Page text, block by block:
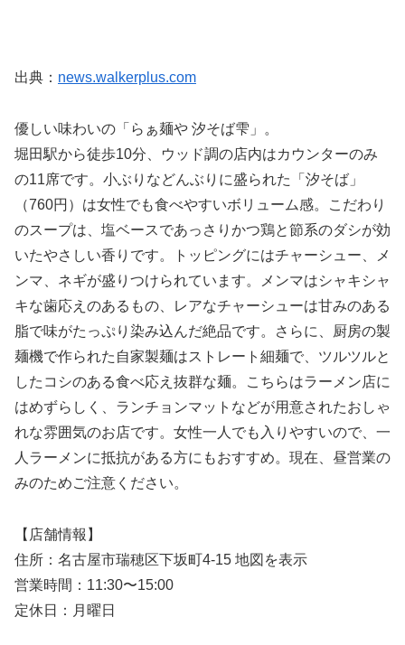
出典： news.walkerplus.com
優しい味わいの「らぁ麺や 汐そば雫」。
堀田駅から徒歩10分、ウッド調の店内はカウンターのみ
の11席です。小ぶりなどんぶりに盛られた「汐そば」
（760円）は女性でも食べやすいボリューム感。こだわり
のスープは、塩ベースであっさりかつ鶏と節系のダシが効
いたやさしい香りです。トッピングにはチャーシュー、メ
ンマ、ネギが盛りつけられています。メンマはシャキシャ
キな歯応えのあるもの、レアなチャーシューは甘みのある
脂で味がたっぷり染み込んだ絶品です。さらに、厨房の製
麺機で作られた自家製麺はストレート細麺で、ツルツルと
したコシのある食べ応え抜群な麺。こちらはラーメン店に
はめずらしく、ランチョンマットなどが用意されたおしゃ
れな雰囲気のお店です。女性一人でも入りやすいので、一
人ラーメンに抵抗がある方にもおすすめ。現在、昼営業の
みのためご注意ください。
【店舗情報】
住所：名古屋市瑞穂区下坂町4-15 地図を表示
営業時間：11:30〜15:00
定休日：月曜日